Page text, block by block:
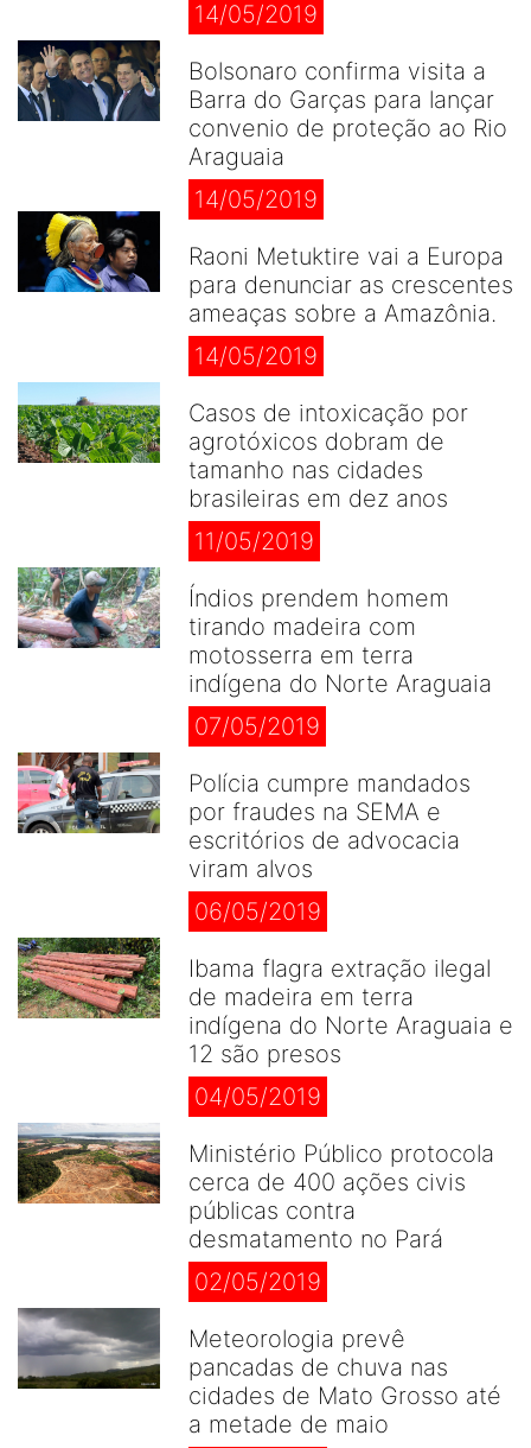
14/05/2019
Bolsonaro confirma visita a
Barra do Garças para lançar
convenio de proteção ao Rio
Araguaia
14/05/2019
Raoni Metuktire vai a Europa
para denunciar as crescentes
ameaças sobre a Amazônia.
14/05/2019
Casos de intoxicação por
agrotóxicos dobram de
tamanho nas cidades
brasileiras em dez anos
11/05/2019
Índios prendem homem
tirando madeira com
motosserra em terra
indígena do Norte Araguaia
07/05/2019
Polícia cumpre mandados
por fraudes na SEMA e
escritórios de advocacia
viram alvos
06/05/2019
Ibama flagra extração ilegal
de madeira em terra
indígena do Norte Araguaia e
12 são presos
04/05/2019
Ministério Público protocola
cerca de 400 ações civis
públicas contra
desmatamento no Pará
02/05/2019
Meteorologia prevê
pancadas de chuva nas
cidades de Mato Grosso até
a metade de maio